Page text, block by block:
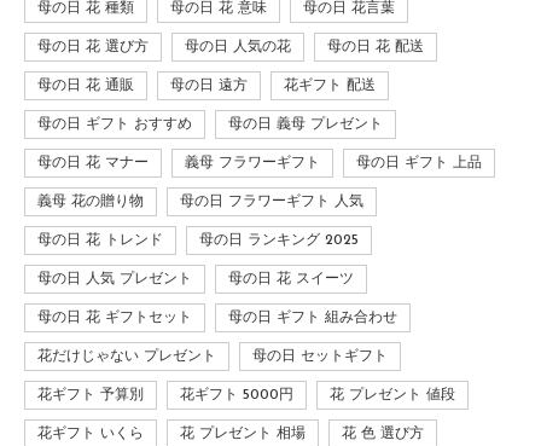
母の日 花 種類 母の日 花 意味 母の日 花言葉
母の日 花 選び方 母の日 人気の花 母の日 花 配送
母の日 花 通販 母の日 遠方 花ギフト 配送
母の日 ギフト おすすめ 母の日 義母 プレゼント
母の日 花 マナー 義母 フラワーギフト 母の日 ギフト 上品
義母 花の贈り物 母の日 フラワーギフト 人気
母の日 花 トレンド 母の日 ランキング 2025
母の日 人気 プレゼント 母の日 花 スイーツ
母の日 花 ギフトセット 母の日 ギフト 組み合わせ
花だけじゃない プレゼント 母の日 セットギフト
花ギフト 予算別 花ギフト 5000円 花 プレゼント 値段
花ギフト いくら 花 プレゼント 相場 花 色 選び方